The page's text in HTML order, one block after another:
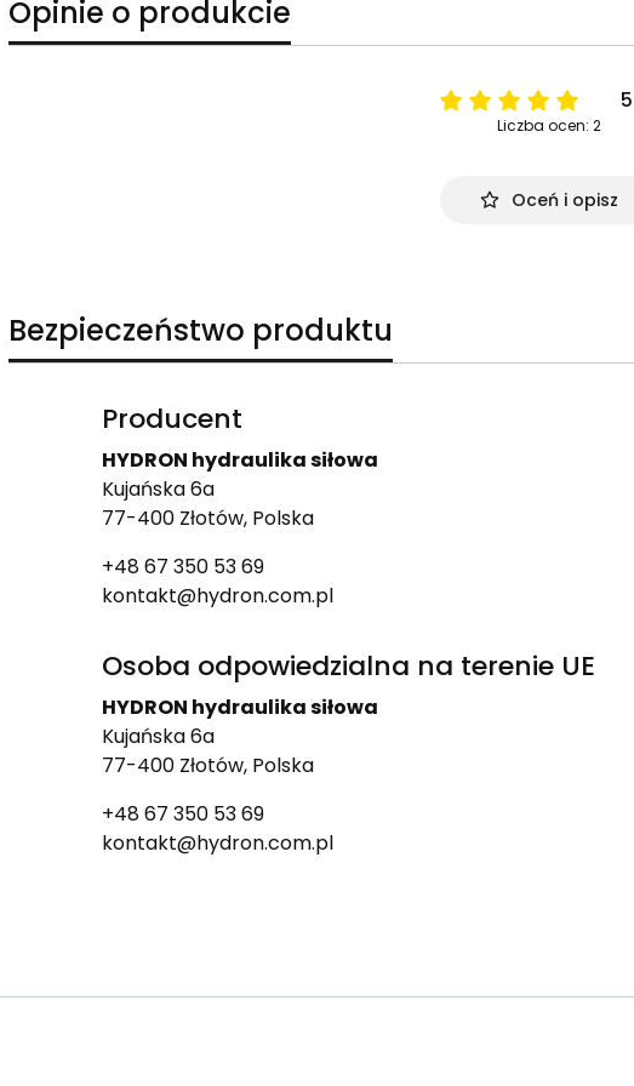
Opinie o produkcie
Liczba ocen: 2
Oceń i opisz
Bezpieczeństwo produktu
Producent
HYDRON hydraulika siłowa
Kujańska 6a
77-400 Złotów, Polska
+48 67 350 53 69
kontakt@hydron.com.pl
Osoba odpowiedzialna na terenie UE
HYDRON hydraulika siłowa
Kujańska 6a
77-400 Złotów, Polska
+48 67 350 53 69
kontakt@hydron.com.pl